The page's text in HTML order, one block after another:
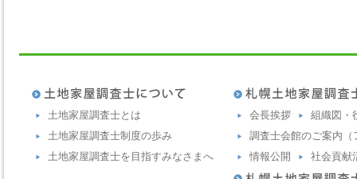
土地家屋調査士とは
土地家屋調査士制度の歩み
土地家屋調査士を目指すみなさまへ
会長挨拶
組織図・
調査士会館のご案内（
情報公開
社会貢献